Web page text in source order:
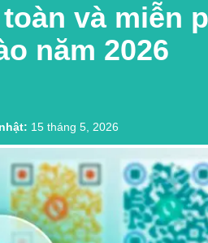
và miễn
năm 2026
: 15 tháng 5, 2026